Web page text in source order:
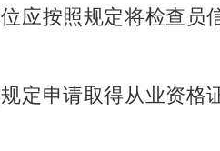
应按照规定将检查员
定申请取得从业资格